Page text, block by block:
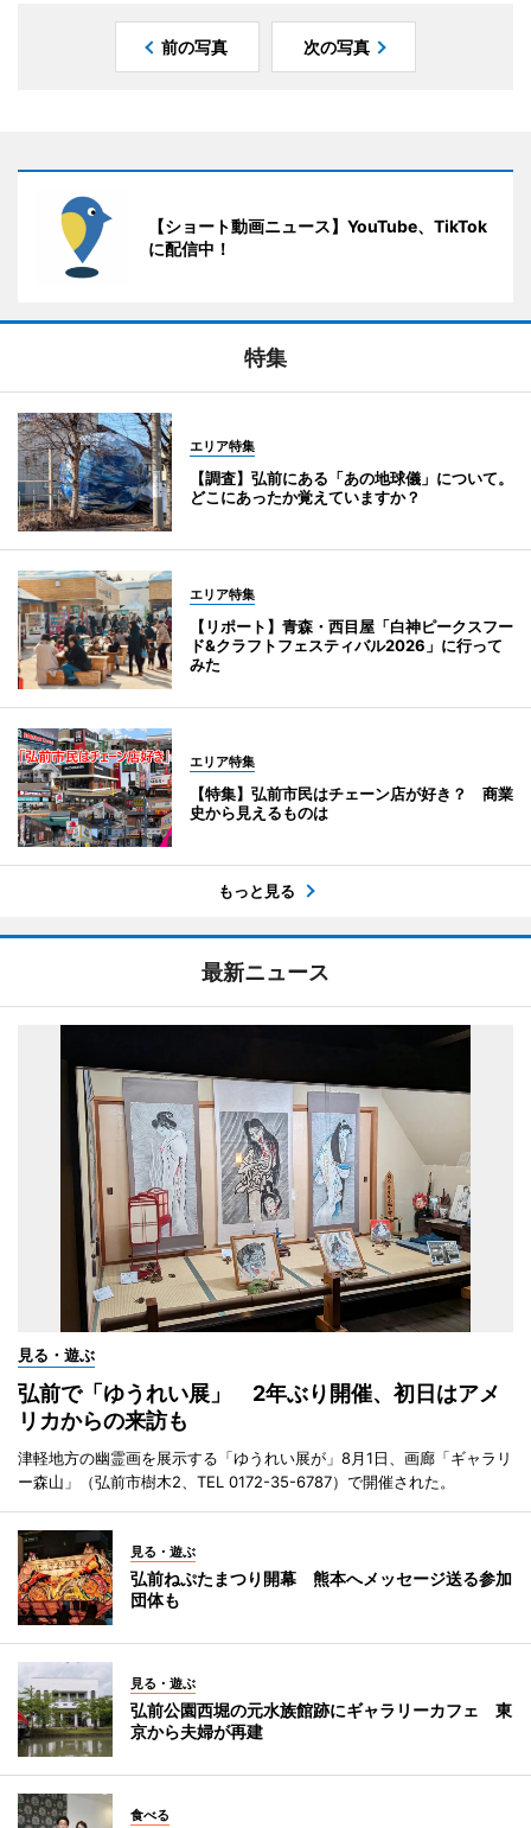
前の写真 次の写真
【ショート動画ニュース】YouTube、TikTok
に配信中！
特集
エリア特集
【調査】弘前にある「あの地球儀」について。
どこにあったか覚えていますか？
エリア特集
【リポート】青森・西目屋「白神ピークスフー
ド&クラフトフェスティバル2026」に行って
みた
エリア特集
【特集】弘前市民はチェーン店が好き？ 商業
史から見えるものは
もっと見る
最新ニュース
見る・遊ぶ
弘前で「ゆうれい展」 2年ぶり開催、初日はアメ
リカからの来訪も
津軽地方の幽霊画を展示する「ゆうれい展が」8月1日、画廊「ギャラリ
ー森山」（弘前市樹木2、TEL 0172-35-6787）で開催された。
見る・遊ぶ
弘前ねぷたまつり開幕 熊本へメッセージ送る参加
団体も
見る・遊ぶ
弘前公園西堀の元水族館跡にギャラリーカフェ 東
京から夫婦が再建
食べる